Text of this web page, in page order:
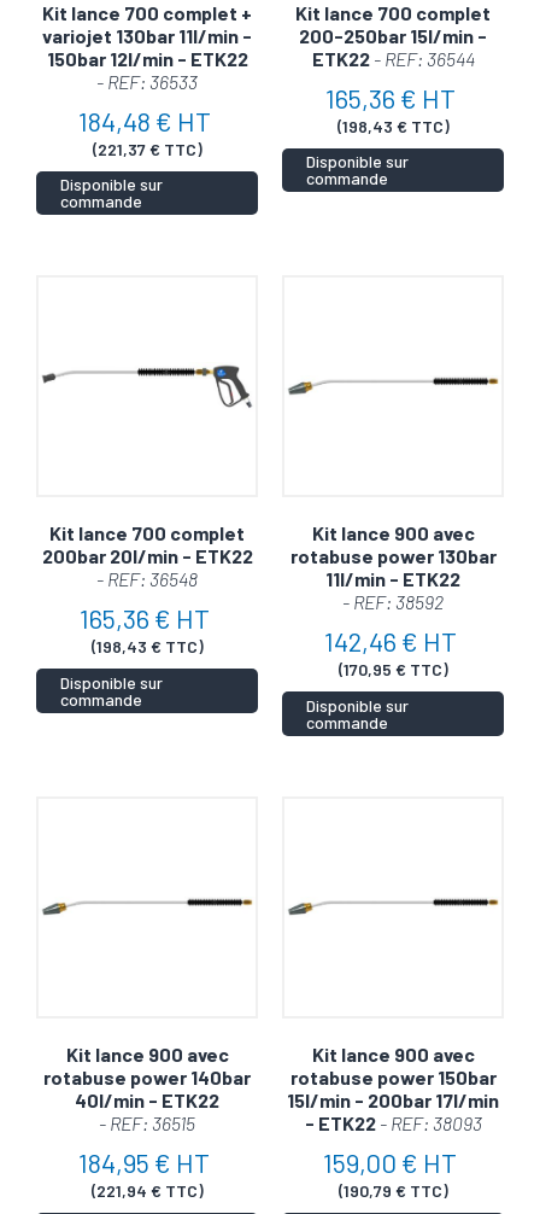
Kit lance 700 complet +
variojet 130bar 11l/min -
150bar 12l/min - ETK22
- REF: 36533
184,48 € HT
(221,37 € TTC)
Disponible sur
commande
Kit lance 700 complet
200-250bar 15l/min -
ETK22 - REF: 36544
165,36 € HT
(198,43 € TTC)
Disponible sur
commande
Kit lance 700 complet
200bar 20l/min - ETK22
- REF: 36548
165,36 € HT
(198,43 € TTC)
Disponible sur
commande
Kit lance 900 avec
rotabuse power 130bar
11l/min - ETK22
- REF: 38592
142,46 € HT
(170,95 € TTC)
Disponible sur
commande
Kit lance 900 avec
rotabuse power 140bar
40l/min - ETK22
- REF: 36515
184,95 € HT
(221,94 € TTC)
Kit lance 900 avec
rotabuse power 150bar
15l/min - 200bar 17l/min
- ETK22 - REF: 38093
159,00 € HT
(190,79 € TTC)